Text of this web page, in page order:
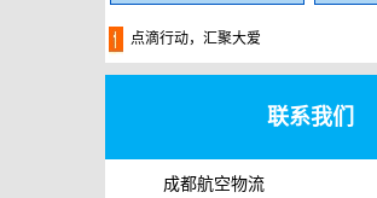
点滴行动，汇聚大爱
联系我们
成都航空物流